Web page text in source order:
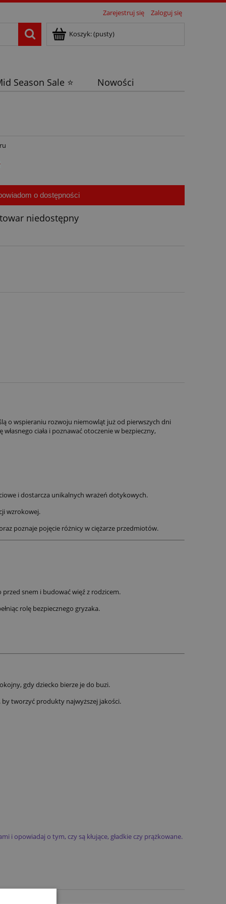
Zarejestruj się Zaloguj się
Koszyk:(pusty)
Season Sale ⭐ Nowości
o dostępności
towar niedostępny
o wspieraniu rozwoju niemowląt już od pierwszych dni
ciała i poznawać otoczenie w bezpieczny,
i dostarcza unikalnych wrażeń dotykowych.
wzrokowej.
poznaje pojęcie różnicy w ciężarze przedmiotów.
przed snem i budować więź z rodzicem.
rolę bezpiecznego gryzaka.
gdy dziecko bierze je do buzi.
tworzyć produkty najwyższej jakości.
i opowiadaj o tym, czy są kłujące, gładkie czy prążkowane.